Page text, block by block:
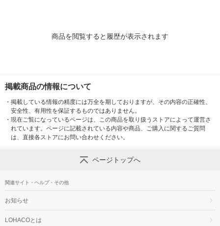
商品を閲覧すると履歴が表示されます
掲載商品の情報について
・ 掲載している情報の精度には万全を期しておりますが、その内容の正確性、
安全性、有用性を保証するものではありません。
・ 現在ご覧になっているページは、この商品を取り扱うストアによって運営さ
れています。ページに記載されている内容や商品、ご購入に関するご質問
は、直接各ストアにお問い合わせください。
ページトップへ
関連サイト・ヘルプ・その他
お知らせ
LOHACOとは